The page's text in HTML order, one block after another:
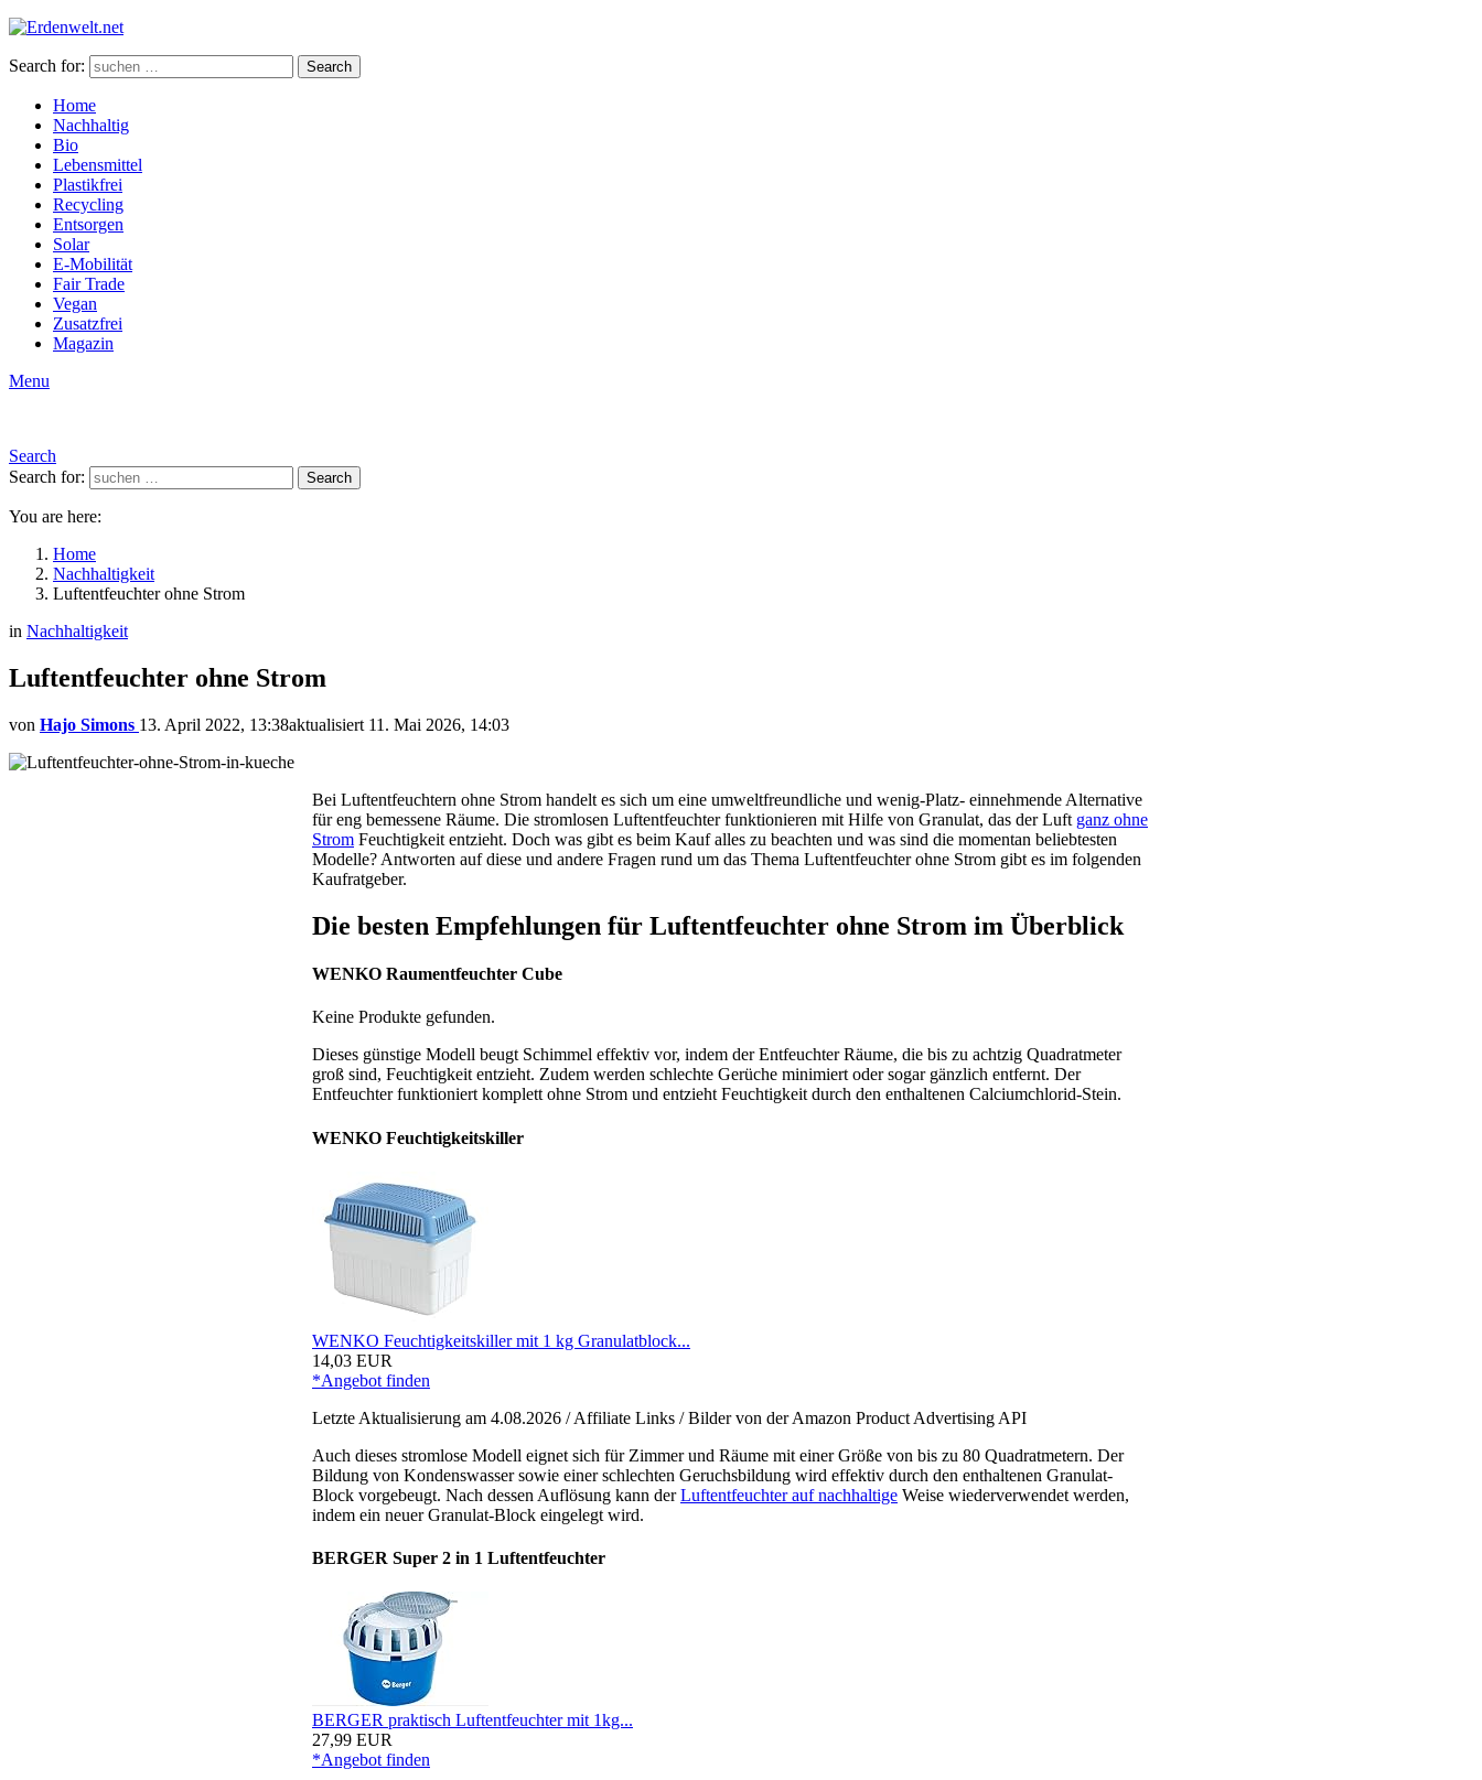
Search for: Search
Home
Nachhaltig
Bio
Lebensmittel
Plastikfrei
Recycling
Entsorgen
Solar
E-Mobilität
Fair Trade
Vegan
Zusatzfrei
Magazin
Menu
Search
Search for:
Search
You are here:
Home
Nachhaltigkeit
Luftentfeuchter ohne Strom
in Nachhaltigkeit
Luftentfeuchter ohne Strom
von Hajo Simons 13. April 2022, 13:38aktualisiert 11. Mai 2026, 14:03
Bei Luftentfeuchtern ohne Strom handelt es sich um eine umweltfreundliche und wenig-Platz- einnehmende Alternative
für eng bemessene Räume. Die stromlosen Luftentfeuchter funktionieren mit Hilfe von Granulat, das der Luft ganz ohne
Strom Feuchtigkeit entzieht. Doch was gibt es beim Kauf alles zu beachten und was sind die momentan beliebtesten
Modelle? Antworten auf diese und andere Fragen rund um das Thema Luftentfeuchter ohne Strom gibt es im folgenden
Kaufratgeber.
Die besten Empfehlungen für Luftentfeuchter ohne Strom im Überblick
WENKO Raumentfeuchter Cube
Keine Produkte gefunden.
Dieses günstige Modell beugt Schimmel effektiv vor, indem der Entfeuchter Räume, die bis zu achtzig Quadratmeter
groß sind, Feuchtigkeit entzieht. Zudem werden schlechte Gerüche minimiert oder sogar gänzlich entfernt. Der
Entfeuchter funktioniert komplett ohne Strom und entzieht Feuchtigkeit durch den enthaltenen Calciumchlorid-Stein.
WENKO Feuchtigkeitskiller
WENKO Feuchtigkeitskiller mit 1 kg Granulatblock...
14,03 EUR
*Angebot finden
Letzte Aktualisierung am 4.08.2026 / Affiliate Links / Bilder von der Amazon Product Advertising API
Auch dieses stromlose Modell eignet sich für Zimmer und Räume mit einer Größe von bis zu 80 Quadratmetern. Der
Bildung von Kondenswasser sowie einer schlechten Geruchsbildung wird effektiv durch den enthaltenen Granulat-
Block vorgebeugt. Nach dessen Auflösung kann derLuftentfeuchter auf nachhaltige Weise wiederverwendet werden,
indem ein neuer Granulat-Block eingelegt wird.
BERGER Super 2 in 1 Luftentfeuchter
BERGER praktisch Luftentfeuchter mit 1kg...
27,99 EUR
*Angebot finden